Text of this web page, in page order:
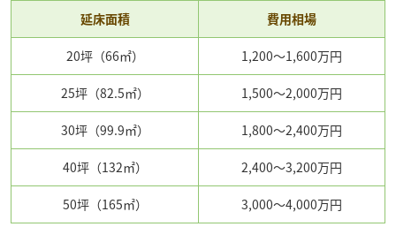
延床面積 費用相場
20坪（66㎡） 1,200～1,600万円
25坪（82.5㎡） 1,500～2,000万円
30坪（99.9㎡） 1,800～2,400万円
40坪（132㎡） 2,400～3,200万円
50坪（165㎡） 3,000～4,000万円